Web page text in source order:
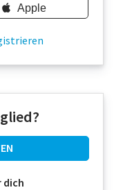
Apple
dich